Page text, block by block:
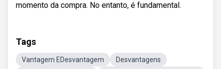
momento da compra. No entanto, é fundamental.
Tags
Vantagem EDesvantagem
Desvantagens